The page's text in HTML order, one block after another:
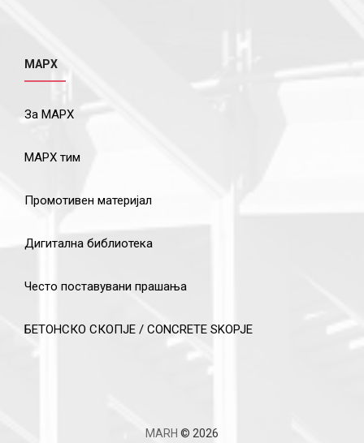
МАРХ
За МАРХ
МАРХ тим
Промотивен материјал
Дигитална библиотека
Често поставувани прашања
БЕТОНСКО СКОПЈЕ / CONCRETE SKOPJE
MARH © 2026